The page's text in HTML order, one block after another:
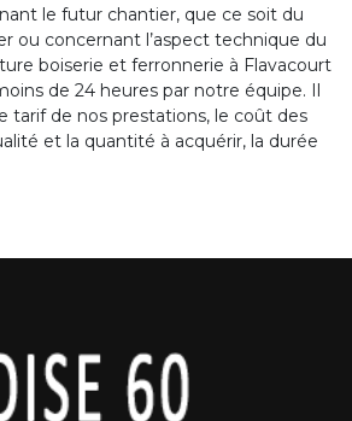
le futur chantier, que ce soit du
ou concernant l’aspect technique du
boiserie et ferronnerie à Flavacourt
de 24 heures par notre équipe. Il
tarif de nos prestations, le coût des
et la quantité à acquérir, la durée